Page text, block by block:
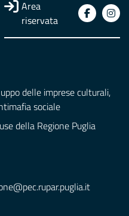
Area
riservata
delle imprese culturali,
sociale
della Regione Puglia